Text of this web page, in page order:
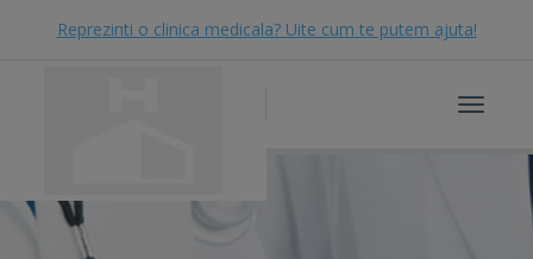
Reprezinti o clinica medicala? Uite cum te putem ajuta!
Toggle